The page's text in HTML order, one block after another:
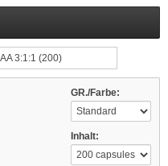
GR./Farbe:
Inhalt: